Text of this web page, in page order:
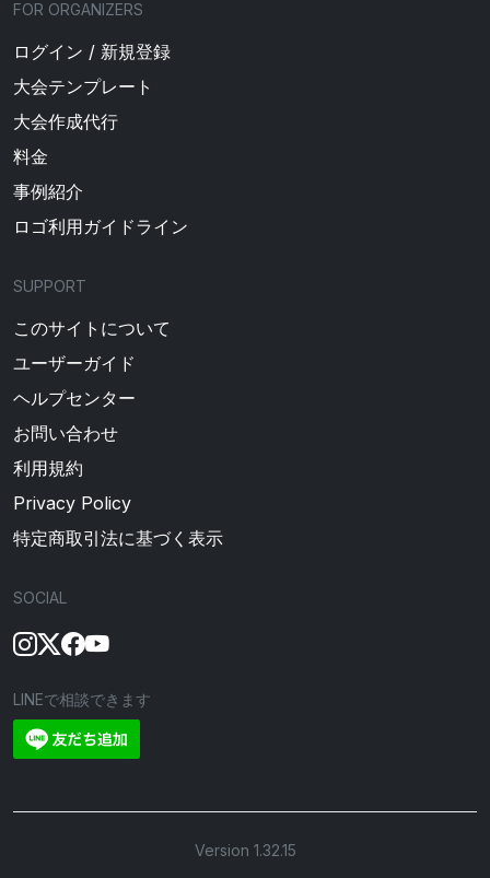
FOR ORGANIZERS
ログイン / 新規登録
大会テンプレート
大会作成代行
料金
事例紹介
ロゴ利用ガイドライン
SUPPORT
このサイトについて
ユーザーガイド
ヘルプセンター
お問い合わせ
利用規約
Privacy Policy
特定商取引法に基づく表示
SOCIAL
LINEで相談できます
Version 1.32.15